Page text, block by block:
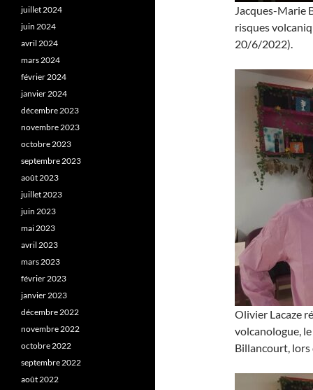
Jacques-Marie
risques
20/6/2022).
Olivier Lacaze
volcanologue,
Billancourt, lors
juillet 2024
juin 2024
avril 2024
mars 2024
février 2024
janvier 2024
décembre 2023
novembre 2023
octobre 2023
septembre 2023
août 2023
juillet 2023
juin 2023
mai 2023
avril 2023
mars 2023
février 2023
janvier 2023
décembre 2022
novembre 2022
octobre 2022
septembre 2022
août 2022